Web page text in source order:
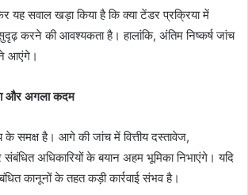
यह सवाल खड़ा किया है कि क्या टेंडर प्रक्रिया में
करने की आवश्यकता है। हालांकि, अंतिम निष्कर्ष जांच
आएंगे।
और अगला कदम
के समक्ष है। आगे की जांच में वित्तीय दस्तावेज,
अधिकारियों के बयान अहम भूमिका निभाएंगे। यदि
कानूनों के तहत कड़ी कार्रवाई संभव है।